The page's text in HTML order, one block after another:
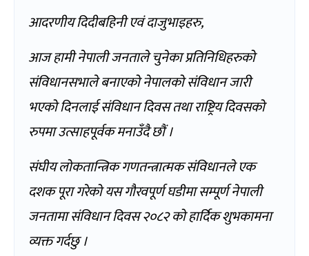
आदरणीय दिदीबहिनी एवं दाजुभाइहरु,
आज हामी नेपाली जनताले चुनेका प्रतिनिधिहरुको
संविधानसभाले बनाएको नेपालको संविधान जारी
भएको दिनलाई संविधान दिवस तथा राष्ट्रिय दिवसको
रुपमा उत्साहपूर्वक मनाउँदै छौं ।
संघीय लोकतान्त्रिक गणतन्त्रात्मक संविधानले एक
दशक पूरा गरेको यस गौरवपूर्ण घडीमा सम्पूर्ण नेपाली
जनतामा संविधान दिवस २०८२ को हार्दिक शुभकामना
व्यक्त गर्दछु ।